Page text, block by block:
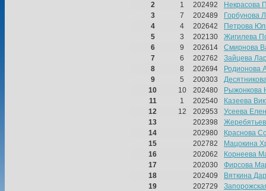
2
1 202492
Некрасова
3
7 202489
Горбунова
4
4 202642
Петрова
5
3 202130
Жигилева
6
9 202614
Смирнова
7
6 202762
Зайцева
8
8 202694
Родионова
9
5 200303
10
10 202480
Рыжонкова
11
1 202540
Казеева
12
12 202953
Усеева
13
202398
14
202980
Краснова
15
202782
Мацокина
16
202062
Корнеева
17
202030
Фирсова
18
202409
Вяткина
19
202729